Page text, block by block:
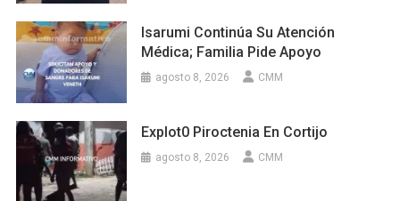
Isarumi Continúa Su Atención
Médica; Familia Pide Apoyo
agosto 8, 2026 CMM
Explot0 Piroctenia En Cortijo
agosto 8, 2026 CMM